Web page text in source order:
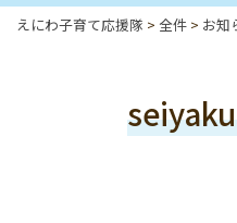
えにわ子育て応援隊 > 全件 > お知